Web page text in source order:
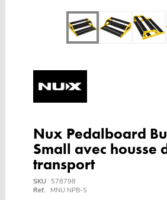
Nux Pedalboard
Small avec housse
transport
SKU
578798
Ref.
MNU NPB-S